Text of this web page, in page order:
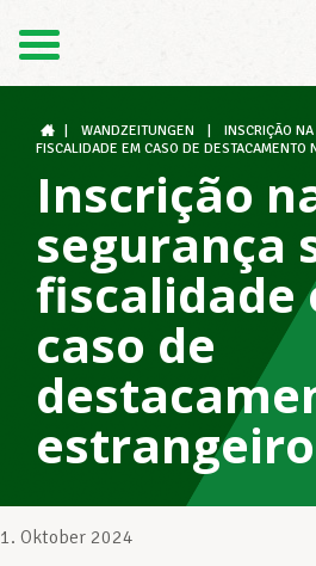
FR
Der LCGB
Unterstützung im
Ihre Rechte
WANDZEITUNGEN
INSCRIÇÃO
FISCALIDADE EM CASO DE DESTACAMENTO
Inscrição
segurança
fiscalidade
caso de
estrangeiro
1. Oktober 2024